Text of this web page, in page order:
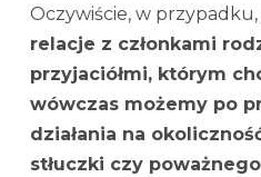
Oczywiście, w
relacje z członkami
przyjaciółmi, którym
wówczas możemy po
działania na
stłuczki czy